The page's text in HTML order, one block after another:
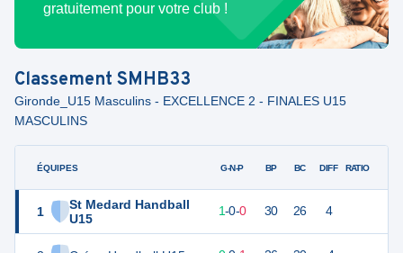
gratuitement pour votre club !
Classement SMHB33
Gironde_U15 Masculins - EXCELLENCE 2 - FINALES U15
MASCULINS
ÉQUIPES
1
St Medard Handball
U15
G-N-P BP BC DIFF RATIO
3 1-0-0 30 26 4